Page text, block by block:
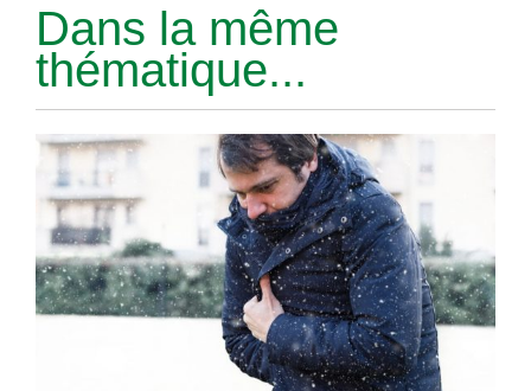
Dans la même
thématique...